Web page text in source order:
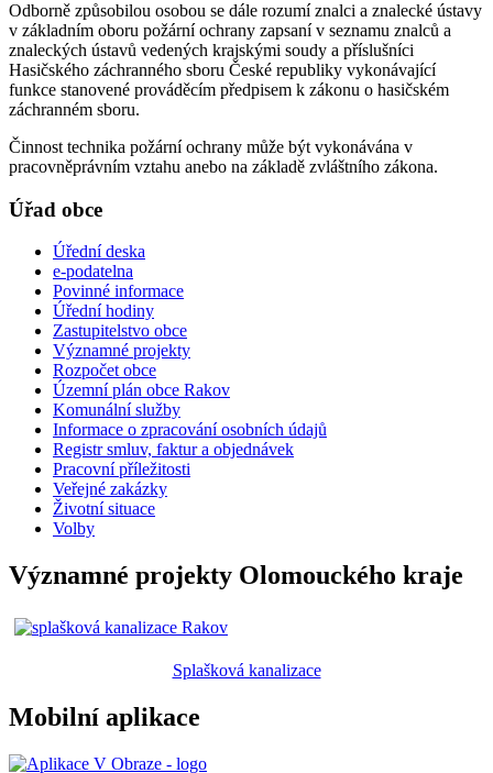
Odborně způsobilou osobou se dále rozumí znalci a znalecké ústavy
v základním oboru požární ochrany zapsaní v seznamu znalců a
znaleckých ústavů vedených krajskými soudy a příslušníci
Hasičského záchranného sboru České republiky vykonávající
funkce stanovené prováděcím předpisem k zákonu o hasičském
záchranném sboru.
Činnost technika požární ochrany může být vykonávána v
pracovněprávním vztahu anebo na základě zvláštního zákona.
Úřad obce
Úřední deska
e-podatelna
Povinné informace
Úřední hodiny
Zastupitelstvo obce
Významné projekty
Rozpočet obce
Územní plán obce Rakov
Komunální služby
Informace o zpracování osobních údajů
Registr smluv, faktur a objednávek
Pracovní příležitosti
Veřejné zakázky
Životní situace
Volby
Významné projekty Olomouckého kraje
Splašková kanalizace
Mobilní aplikace